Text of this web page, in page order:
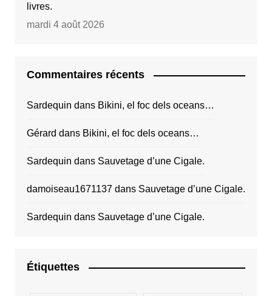
livres.
mardi 4 août 2026
Commentaires récents
Sardequin dans Bikini, el foc dels oceans…
Gérard dans Bikini, el foc dels oceans…
Sardequin dans Sauvetage d’une Cigale.
damoiseau1671137dans Sauvetage d’une Cigale.
Sardequin dans Sauvetage d’une Cigale.
Étiquettes